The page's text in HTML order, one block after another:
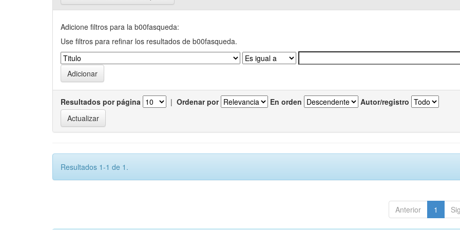
Adicione filtros para la b00fasqueda:
Use filtros para refinar los resultados de b00fasqueda.
Resultados por página | Ordenar por En orden Autor/registro
Resultados 1-1 de 1.
Anterior 1